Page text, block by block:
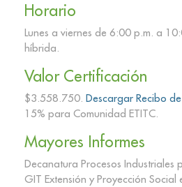
Horario
Lunes a viernes de 6:00 p.m. a
híbrida.
Valor Certificación
$3.558.750. Descargar Recibo
15% para Comunidad ETITC.
Mayores Informes
Decanatura Procesos Industriales
GIT Extensión y Proyección Social